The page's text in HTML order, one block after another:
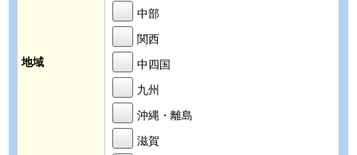
地域
中部
関西
中四国
九州
沖縄・離島
滋賀